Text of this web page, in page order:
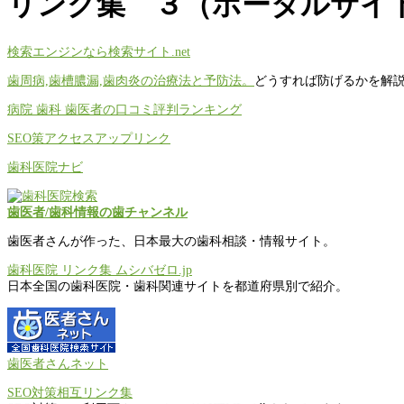
検索エンジンなら検索サイト.net
歯周病,歯槽膿漏,歯肉炎の治療法と予防法。 どうすれば防げるかを解説
病院 歯科 歯医者の口コミ評判ランキング
SEO策アクセスアップリンク
歯科医院ナビ
歯医者/歯科情報の歯チャンネル
歯医者さんが作った、日本最大の歯科相談・情報サイト。
歯科医院 リンク集 ムシバゼロ.jp
日本全国の歯科医院・歯科関連サイトを都道府県別で紹介。
歯医者さんネット
SEO対策相互リンク集